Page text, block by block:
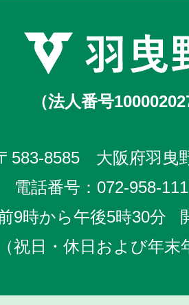
（法人番号
583-8585 大阪府羽曳
電話番号： 072-958-
9時から午後5時30分
（祝日・休日および年